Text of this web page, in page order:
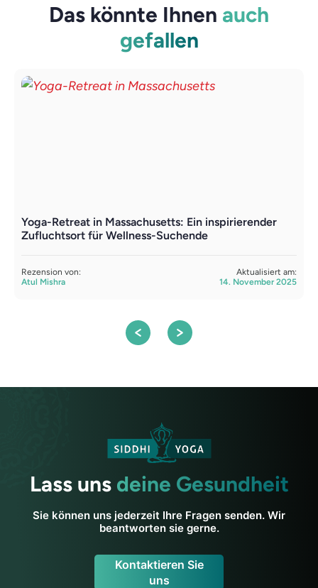
Das könnte Ihnen auch
gefallen
Yoga-Retreat in Massachusetts: Ein inspirierender
Zufluchtsort für Wellness-Suchende
Rezension von:
Atul Mishra
Aktualisiert am:
14. November 2025
Lass uns deine Gesundheit
Sie können uns jederzeit Ihre Fragen senden. Wir
beantworten sie gerne.
Kontaktieren Sie
uns